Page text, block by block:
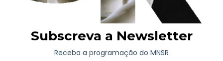
análises científicas por microfluorescência de raios-X aos
metais, bem como o acompanhamento dos processos de
conservação e limpeza da peça, proporcionando uma visão
multidisciplinar sobre este raro testemunho da arte da